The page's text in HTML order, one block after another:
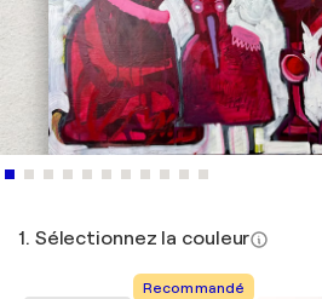
1. Sélectionnez la couleur
Recommandé